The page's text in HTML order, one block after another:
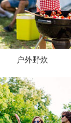
户外野炊